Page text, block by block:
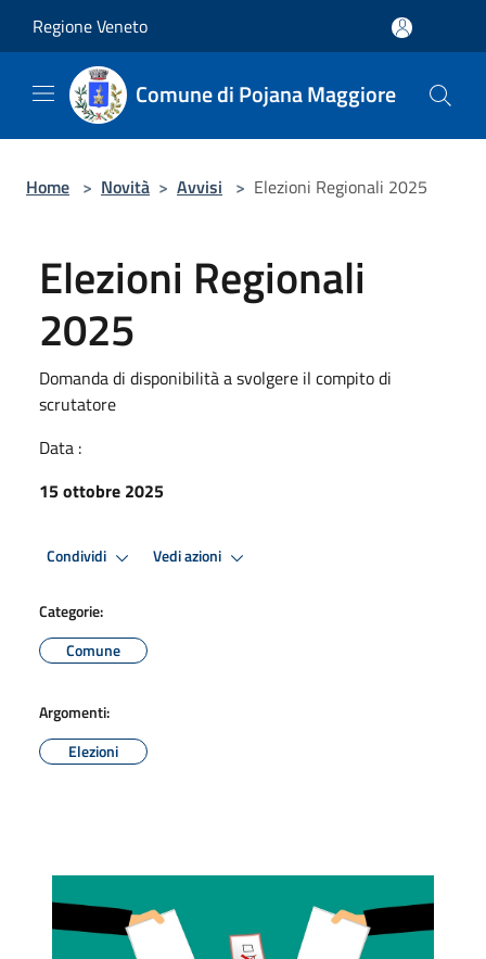
Regione Veneto
Comune di Pojana Maggiore
Home > Novità > Avvisi > Elezioni Regionali 2025
Elezioni Regionali
2025
Domanda di disponibilità a svolgere il compito di
scrutatore
Data :
15 ottobre 2025
Condividi Vedi azioni
Categorie:
Comune
Argomenti:
Elezioni